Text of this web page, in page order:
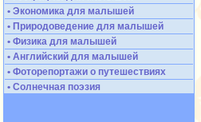
• Экономика для малышей
• Природоведение для малышей
• Физика для малышей
• Английский для малышей
• Фоторепортажи о путешествиях
• Солнечная поэзия